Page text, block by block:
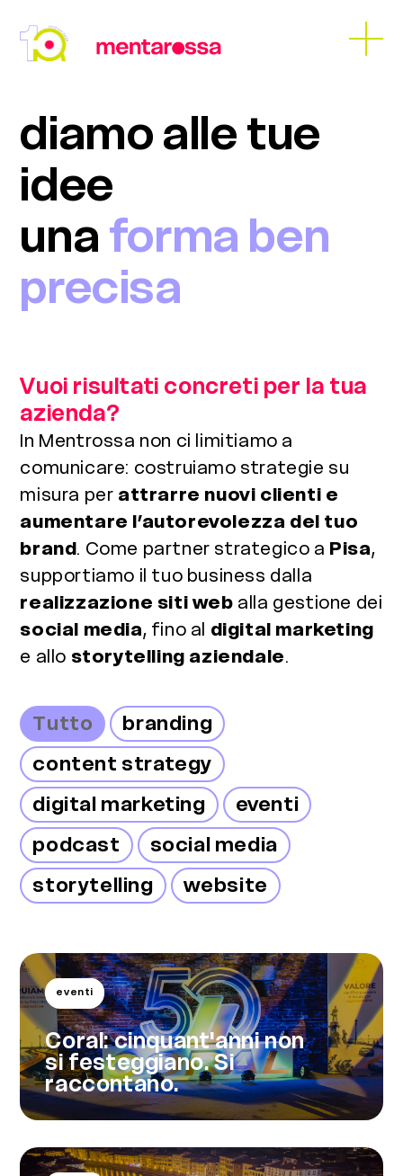
to
content
Open
Close
diamo alle tue
idee
una forma ben
precisa
Vuoi risultati concreti per la tua
azienda?
In Mentrossa non ci limitiamo a
comunicare: costruiamo strategie su
misura per attrarre nuovi clienti e
aumentare l’autorevolezza del tuo
brand. Come partner strategico a Pisa,
supportiamo il tuo business dalla
realizzazione siti web alla gestione dei
social media, fino al digital marketing
e allo storytelling aziendale.
Tutto
branding
content strategy
digital marketing
eventi
podcast
social media
storytelling
website
eventi
Coral: cinquant'anni non
si festeggiano. Si
raccontano.